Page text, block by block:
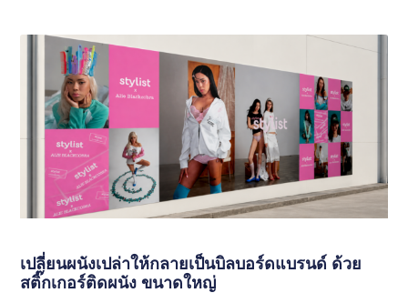
เปลี่ยนผนังเปล่าให้กลายเป็นบิลบอร์ดแบรนด์ ด้วย
สติ๊กเกอร์ติดผนัง ขนาดใหญ่